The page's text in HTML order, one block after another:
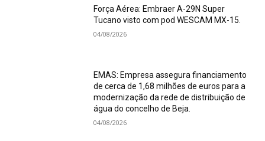
Força Aérea: Embraer A-29N Super
Tucano visto com pod WESCAM MX-15.
04/08/2026
EMAS: Empresa assegura financiamento
de cerca de 1,68 milhões de euros para a
modernização da rede de distribuição de
água do concelho de Beja.
04/08/2026